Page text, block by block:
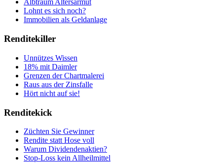
Albtraum Altersarmut
Lohnt es sich noch?
Immobilien als Geldanlage
Renditekiller
Unnützes Wissen
18% mit Daimler
Grenzen der Chartmalerei
Raus aus der Zinsfalle
Hört nicht auf sie!
Renditekick
Züchten Sie Gewinner
Rendite statt Hose voll
Warum Dividendenaktien?
Stop-Loss kein Allheilmittel